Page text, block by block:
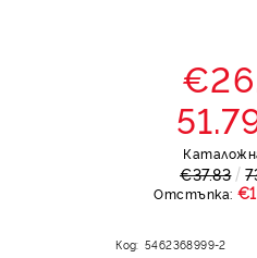
€37.83
Отстъпка:
Код: 5462368999-2